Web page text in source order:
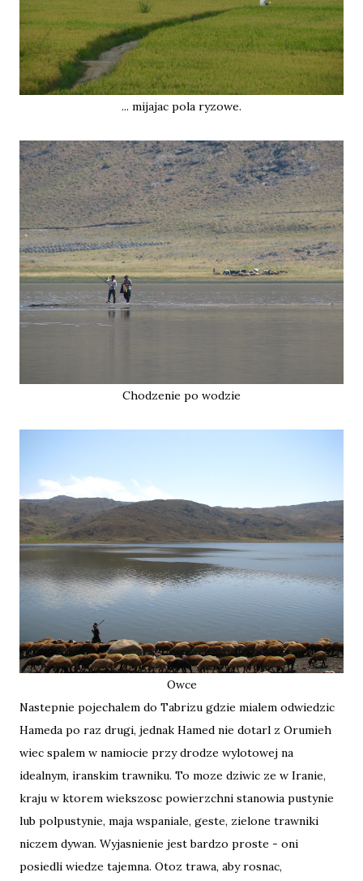
... mijajac pola ryzowe.
Chodzenie po wodzie
Owce
Nastepnie pojechalem do Tabrizu gdzie mialem odwiedzic
Hameda po raz drugi, jednak Hamed nie dotarl z Orumieh
wiec spalem w namiocie przy drodze wylotowej na
idealnym, iranskim trawniku. To moze dziwic ze w Iranie,
kraju w ktorem wiekszosc powierzchni stanowia pustynie
lub polpustynie, maja wspaniale, geste, zielone trawniki
niczem dywan. Wyjasnienie jest bardzo proste - oni
posiedli wiedze tajemna. Otoz trawa, aby rosnac,